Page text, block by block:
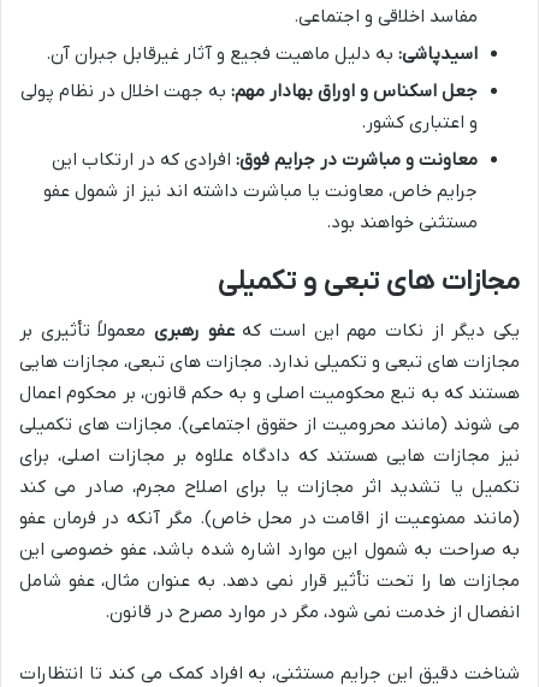
مفاسد اخلاقی و اجتماعی.
اسیدپاشی: به دلیل ماهیت فجیع و آثار غیرقابل جبران آن.
جعل اسکناس و اوراق بهادار مهم: به جهت اخلال در نظام پولی
و اعتباری کشور.
معاونت و مباشرت در جرایم فوق: افرادی که در ارتکاب این
جرایم خاص، معاونت یا مباشرت داشته اند نیز از شمول عفو
مستثنی خواهند بود.
مجازات های تبعی و تکمیلی
یکی دیگر از نکات مهم این است کهعفو رهبری معمولاً تأثیری بر
مجازات های تبعی و تکمیلی ندارد. مجازات های تبعی، مجازات هایی
هستند که به تبع محکومیت اصلی و به حکم قانون، بر محکوم اعمال
می شوند (مانند محرومیت از حقوق اجتماعی). مجازات های تکمیلی
نیز مجازات هایی هستند که دادگاه علاوه بر مجازات اصلی، برای
تکمیل یا تشدید اثر مجازات یا برای اصلاح مجرم، صادر می کند
(مانند ممنوعیت از اقامت در محل خاص). مگر آنکه در فرمان عفو
به صراحت به شمول این موارد اشاره شده باشد، عفو خصوصی این
مجازات ها را تحت تأثیر قرار نمی دهد. به عنوان مثال، عفو شامل
انفصال از خدمت نمی شود، مگر در موارد مصرح در قانون.
شناخت دقیق این جرایم مستثنی، به افراد کمک می کند تا انتظارات